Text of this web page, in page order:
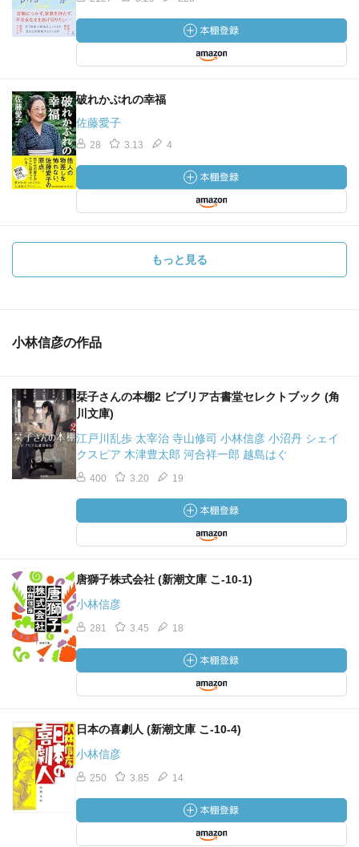
破れかぶれの幸福
佐藤愛子
28 3.13 4
もっと見る
小林信彦の作品
栞子さんの本棚2 ビブリア古書堂セレクトブック (角
川文庫)
江戸川乱歩 太宰治 寺山修司 小林信彦 小沼丹 シェイ
クスピア 木津豊太郎 河合祥一郎 越島はぐ
400 3.20 19
唐獅子株式会社 (新潮文庫 こ-10-1)
小林信彦
281 3.45 18
日本の喜劇人 (新潮文庫 こ-10-4)
小林信彦
250 3.85 14